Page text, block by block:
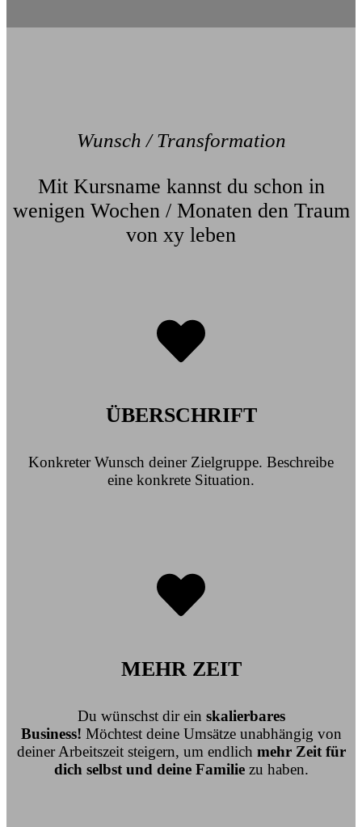
Wunsch / Transformation
Mit Kursname kannst du schon in
wenigen Wochen / Monaten den Traum
von xy leben
ÜBERSCHRIFT
Konkreter Wunsch deiner Zielgruppe. Beschreibe
eine konkrete Situation.
MEHR ZEIT
Du wünschst dir ein skalierbares
Business! Möchtest deine Umsätze unabhängig von
deiner Arbeitszeit steigern, um endlich mehr Zeit für
dich selbst und deine Familiezu haben.